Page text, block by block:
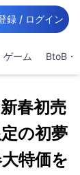
録 / ログイン
ゲーム BtoB・
春初売
の初夢
特価を